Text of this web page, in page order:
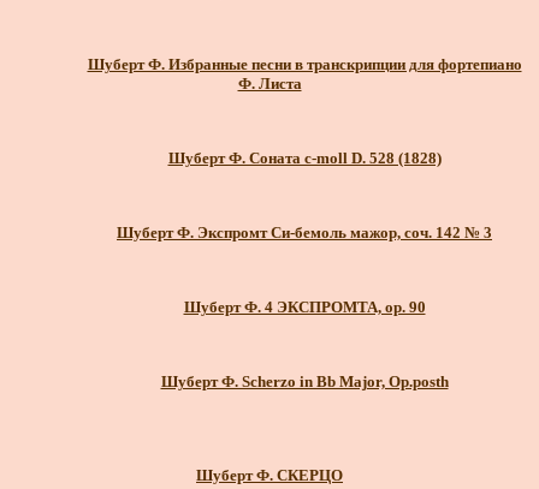
Шуберт Ф. Избранные песни в транскрипции для фортепиано
Ф. Листа
Шуберт Ф. Соната c-moll D. 528 (1828)
Шуберт Ф. Экспромт Си-бемоль мажор, соч. 142 № 3
Шуберт Ф. 4 ЭКСПРОМТА, ор. 90
Шуберт Ф. Scherzo in Bb Major, Op.posth
Шуберт Ф. СКЕРЦО